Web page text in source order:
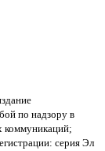
по надзору в
коммуникаций;
серия Эл